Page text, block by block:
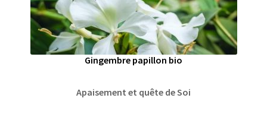
Gingembre papillon bio
Apaisement et quête de Soi